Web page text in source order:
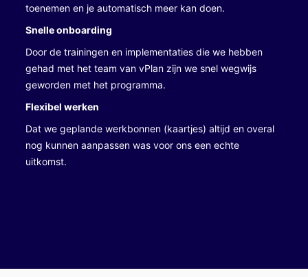
toenemen en je automatisch meer kan doen.
Snelle onboarding
Door de trainingen en implementaties die we hebben
gehad met het team van vPlan zijn we snel wegwijs
geworden met het programma.
Flexibel werken
Dat we geplande werkbonnen (kaartjes) altijd en overal
nog kunnen aanpassen was voor ons een echte
uitkomst.